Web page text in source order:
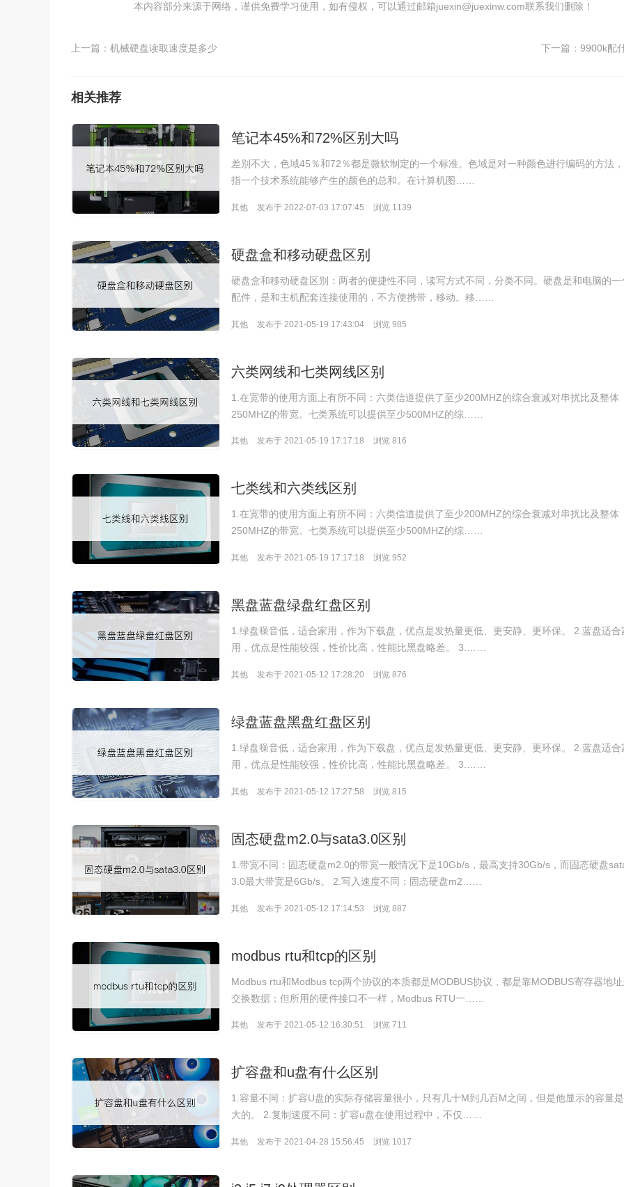
本内容部分来源于网络，谨供免费学习使用，如有侵权，可以通过邮箱juexin@juexinw.com联系我们删除！
上一篇： 机械硬盘读取速度是多少 下一篇： 9900k配
相关推荐
笔记本45%和72%区别大吗
差别不大，色域45％和72％都是微软制定的一个标准。色域是对一种颜色进行编码的方法
指一个技术系统能够产生的颜色的总和。在计算机图……
其他 发布于 2022-07-03 17:07:45 浏览 1139
硬盘盒和移动硬盘区别
硬盘盒和移动硬盘区别：两者的便捷性不同，读写方式不同，分类不同。硬盘是和电脑的一
配件，是和主机配套连接使用的，不方便携带，移动。移……
其他 发布于 2021-05-19 17:43:04 浏览 985
六类网线和七类网线区别
1.在宽带的使用方面上有所不同：六类信道提供了至少200MHZ的综合衰减对串扰比及整体
250MHZ的带宽。七类系统可以提供至少500MHZ的综……
其他 发布于 2021-05-19 17:17:18 浏览 816
七类线和六类线区别
1.在宽带的使用方面上有所不同：六类信道提供了至少200MHZ的综合衰减对串扰比及整体
250MHZ的带宽。七类系统可以提供至少500MHZ的综……
其他 发布于 2021-05-19 17:17:18 浏览 952
黑盘蓝盘绿盘红盘区别
1.绿盘噪音低，适合家用，作为下载盘，优点是发热量更低、更安静、更环保。 2.蓝盘适合
用，优点是性能较强，性价比高，性能比黑盘略差。 3.……
其他 发布于 2021-05-12 17:28:20 浏览 876
绿盘蓝盘黑盘红盘区别
1.绿盘噪音低，适合家用，作为下载盘，优点是发热量更低、更安静、更环保。 2.蓝盘适合
用，优点是性能较强，性价比高，性能比黑盘略差。 3.……
其他 发布于 2021-05-12 17:27:58 浏览 815
固态硬盘m2.0与sata3.0区别
1.带宽不同：固态硬盘m2.0的带宽一般情况下是10Gb/s，最高支持30Gb/s，而固态硬盘
3.0最大带宽是6Gb/s。 2.写入速度不同：固态硬盘m2……
其他 发布于 2021-05-12 17:14:53 浏览 887
modbus rtu和tcp的区别
Modbus rtu和Modbus tcp两个协议的本质都是MODBUS协议，都是靠MODBUS寄存器地
交换数据；但所用的硬件接口不一样，Modbus RTU一……
其他 发布于 2021-05-12 16:30:51 浏览 711
扩容盘和u盘有什么区别
1.容量不同：扩容U盘的实际存储容量很小，只有几十M到几百M之间，但是他显示的容量
大的。 2.复制速度不同：扩容u盘在使用过程中，不仅……
其他 发布于 2021-04-28 15:56:45 浏览 1017